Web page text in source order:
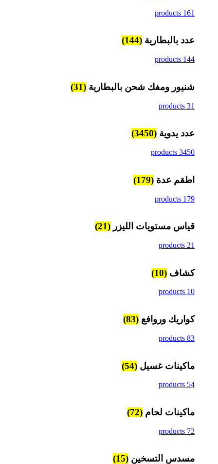
161 products
عدد بالبطارية (144)
144 products
شنيور ومفك شحن بالبطارية (31)
31 products
عدد يدوية (3450)
3450 products
اطقم عدة (179)
179 products
قياس مستويات الليزر (21)
21 products
كشاف (10)
10 products
كواريك وروافع (83)
83 products
ماكينات غسيل (54)
54 products
ماكينات لحام (72)
72 products
مسدس التسخين (15)